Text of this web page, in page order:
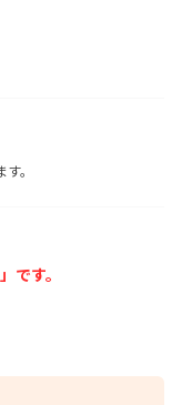
。
です。